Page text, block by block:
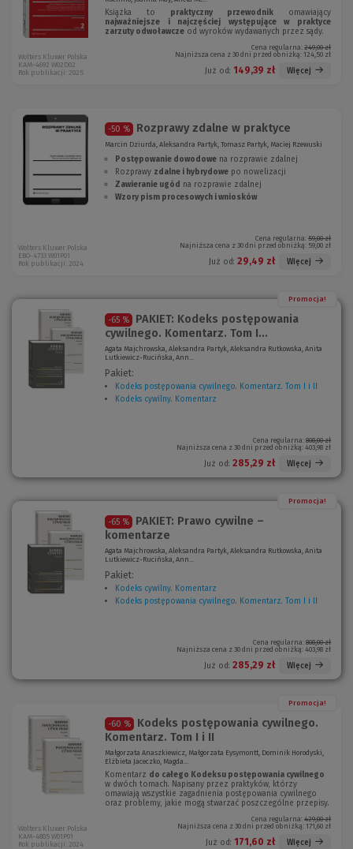
Książka to praktyczny przewodnik omawiający
najważniejsze i najczęściej występujące w praktyce
zarzuty odwoławcze od wyroków wydawanych przez sądy.
Cena regularna: 249,00 zł
Najniższa cena z 30 dni przed obniżką: 124,50 zł
Już od: 149,39 zł Więcej
Wolters Kluwer Polska
KAM-4692 W02D02
Rok publikacji: 2025
-50 % Rozprawy zdalne w praktyce
Marcin Dziurda, Aleksandra Partyk, Tomasz Partyk, Maciej Rzewuski
Postępowanie dowodowe na rozprawie zdalnej
Rozprawy zdalne i hybrydowe po nowelizacji
Zawieranie ugód na rozprawie zdalnej
Wzory pism procesowych i wniosków
Cena regularna: 59,00 zł
Najniższa cena z 30 dni przed obniżką: 59,00 zł
Już od: 29,49 zł Więcej
Wolters Kluwer Polska
EBO-4733 W01P01
Rok publikacji: 2024
Promocja!
-65 %
PAKIET: Kodeks postępowania
cywilnego. Komentarz. Tom I...
Agata Majchrowska, Aleksandra Partyk, Aleksandra Rutkowska, Anita
Lutkiewicz-Rucińska, Ann...
Pakiet:
Kodeks postępowania cywilnego. Komentarz. Tom I i II
e
o
k
)
Kodeks cywilny. Komentarz
e
o
o
Cena regularna: 808,00 zł
Najniższa cena z 30 dni przed obniżką: 403,98 zł
Już od: 285,29 zł Więcej
Promocja!
-65 %
PAKIET: Prawo cywilne –
komentarze
Agata Majchrowska, Aleksandra Partyk, Aleksandra Rutkowska, Anita
Lutkiewicz-Rucińska, Ann...
Pakiet:
Kodeks cywilny. Komentarz
N
o
k
Kodeks postępowania cywilnego. Komentarz. Tom I i II
w
e
o
o
Cena regularna: 808,00 zł
Najniższa cena z 30 dni przed obniżką: 403,98 zł
Już od: 285,29 zł Więcej
Promocja!
-60 %
Kodeks postępowania cywilnego.
Komentarz. Tom I i II
Małgorzata Anaszkiewicz, Małgorzata Eysymontt, Dominik Horodyski,
Elżbieta Jaceczko, Magda...
Komentarz do całego Kodeksu postępowania cywilnego
w dwóch tomach. Napisany przez praktyków, którzy
omawiają wszystkie zagadnienia postępowania cywilnego
oraz problemy, jakie mogą stwarzać poszczególne przepisy.
Cena regularna: 429,00 zł
Najniższa cena z 30 dni przed obniżką: 171,60 zł
Już od: 171,60 zł Więcej
Wolters Kluwer Polska
KAM-4805 W01P01
Rok publikacji: 2024